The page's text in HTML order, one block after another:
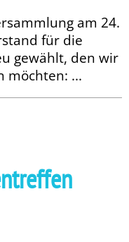
am 24.
für die
gewählt, den wir
möchten: ...